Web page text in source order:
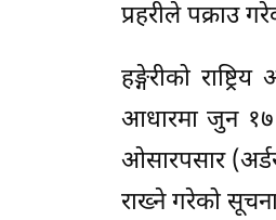
प्रहरीले पक्राउ
हङ्गेरीको
आधारमा जुन १७
ओसारपसार
राख्ने गरेको